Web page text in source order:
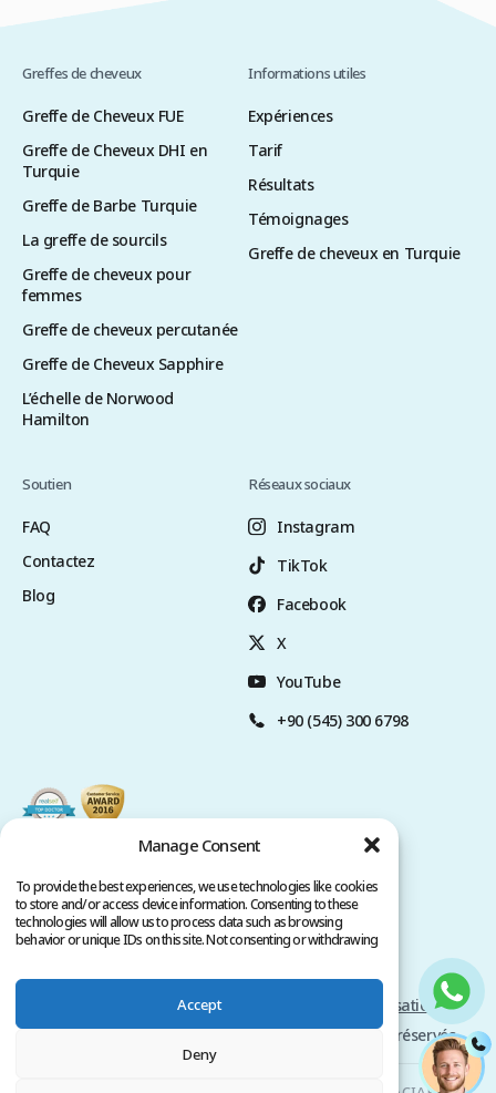
Manage Consent
To provide the best experiences, we use technologies like cookies
to store and/or access device information. Consenting to these
technologies will allow us to process data such as browsing
behavior or unique IDs on this site. Not consenting or withdrawing
Accept
Deny
Greffes de cheveux
Greffe de Cheveux FUE
Greffe de Cheveux DHI en
Turquie
Greffe de Barbe Turquie
La greffe de sourcils
Greffe de cheveux pour
femmes
Greffe de cheveux percutanée
Greffe de Cheveux Sapphire
L’échelle de Norwood
Hamilton
Informations utiles
Expériences
Tarif
Résultats
Témoignages
Greffe de cheveux en Turquie
Soutien
FAQ
Contactez
Blog
Réseaux sociaux
Instagram
TikTok
Facebook
X
YouTube
+90 (545) 300 6798
Politique de Confidentialité
Conditions d'utilisation
Copyright @ 2026 www.clinicana.com. Tous droits réservés.